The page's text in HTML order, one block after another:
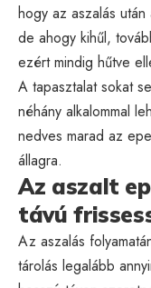
hogy az aszalás
de ahogy kihűl,
ezért mindig hűtve
A tapasztalat sokat
néhány alkalommal
nedves marad az
állagra.
Az aszalt
távú
Az aszalás
tárolás legalább